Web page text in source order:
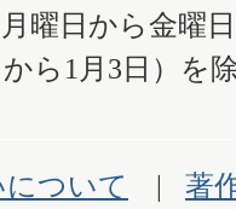
曜日から金曜
ら1月3日）を
ついて
著